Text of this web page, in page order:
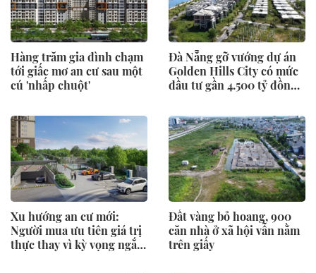
Hàng trăm gia đình chạm
tới giấc mơ an cư sau một
cú 'nhấp chuột'
Đà Nẵng gỡ vướng dự án
Golden Hills City có mức
đầu tư gần 4.500 tỷ đồng,
Xu hướng an cư mới:
Người mua ưu tiên giá trị
thực thay vì kỳ vọng ngắn
Đất vàng bỏ hoang, 900
căn nhà ở xã hội vẫn nằm
trên giấy